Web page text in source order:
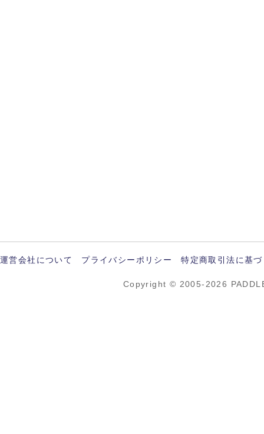
運営会社について プライバシーポリシー 特定商取引法に基
Copyright © 2005-2026